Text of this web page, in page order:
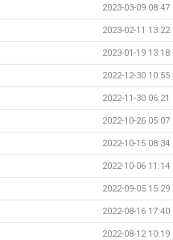
2023-03-09 08:47
2023-02-11 13:22
2023-01-19 13:18
2022-12-30 10:55
2022-11-30 06:21
2022-10-26 05:07
2022-10-15 08:34
2022-10-06 11:14
2022-09-05 15:29
2022-08-16 17:40
2022-08-12 10:19